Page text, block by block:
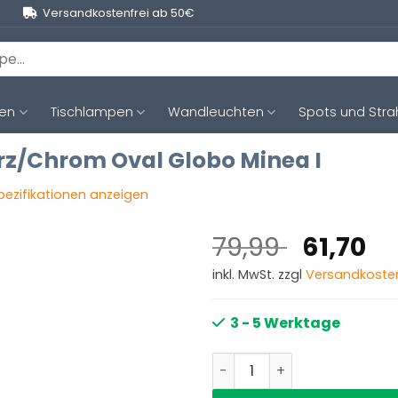
Versandkostenfrei ab 50€
Tischlampen Wandleuchten Spots und
Chrom Oval Globo Minea I
anzeigen
79,99
Preis
79,99 €
61,70
inkl. MwSt. zzgl
3 - 5 Werktage
Kunststoff Tischlampe